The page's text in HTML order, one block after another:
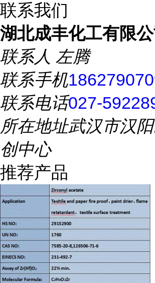
联系我们
湖北成丰化工有限公
联系人 左腾
联系手机
联系电话027-
所在地址武汉市汉
创中心
推荐产品